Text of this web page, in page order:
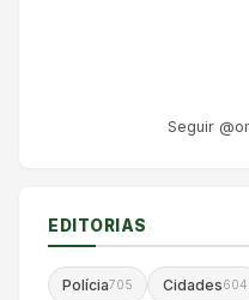
Seguir
EDITORIAS
Polícia705 Cidades604